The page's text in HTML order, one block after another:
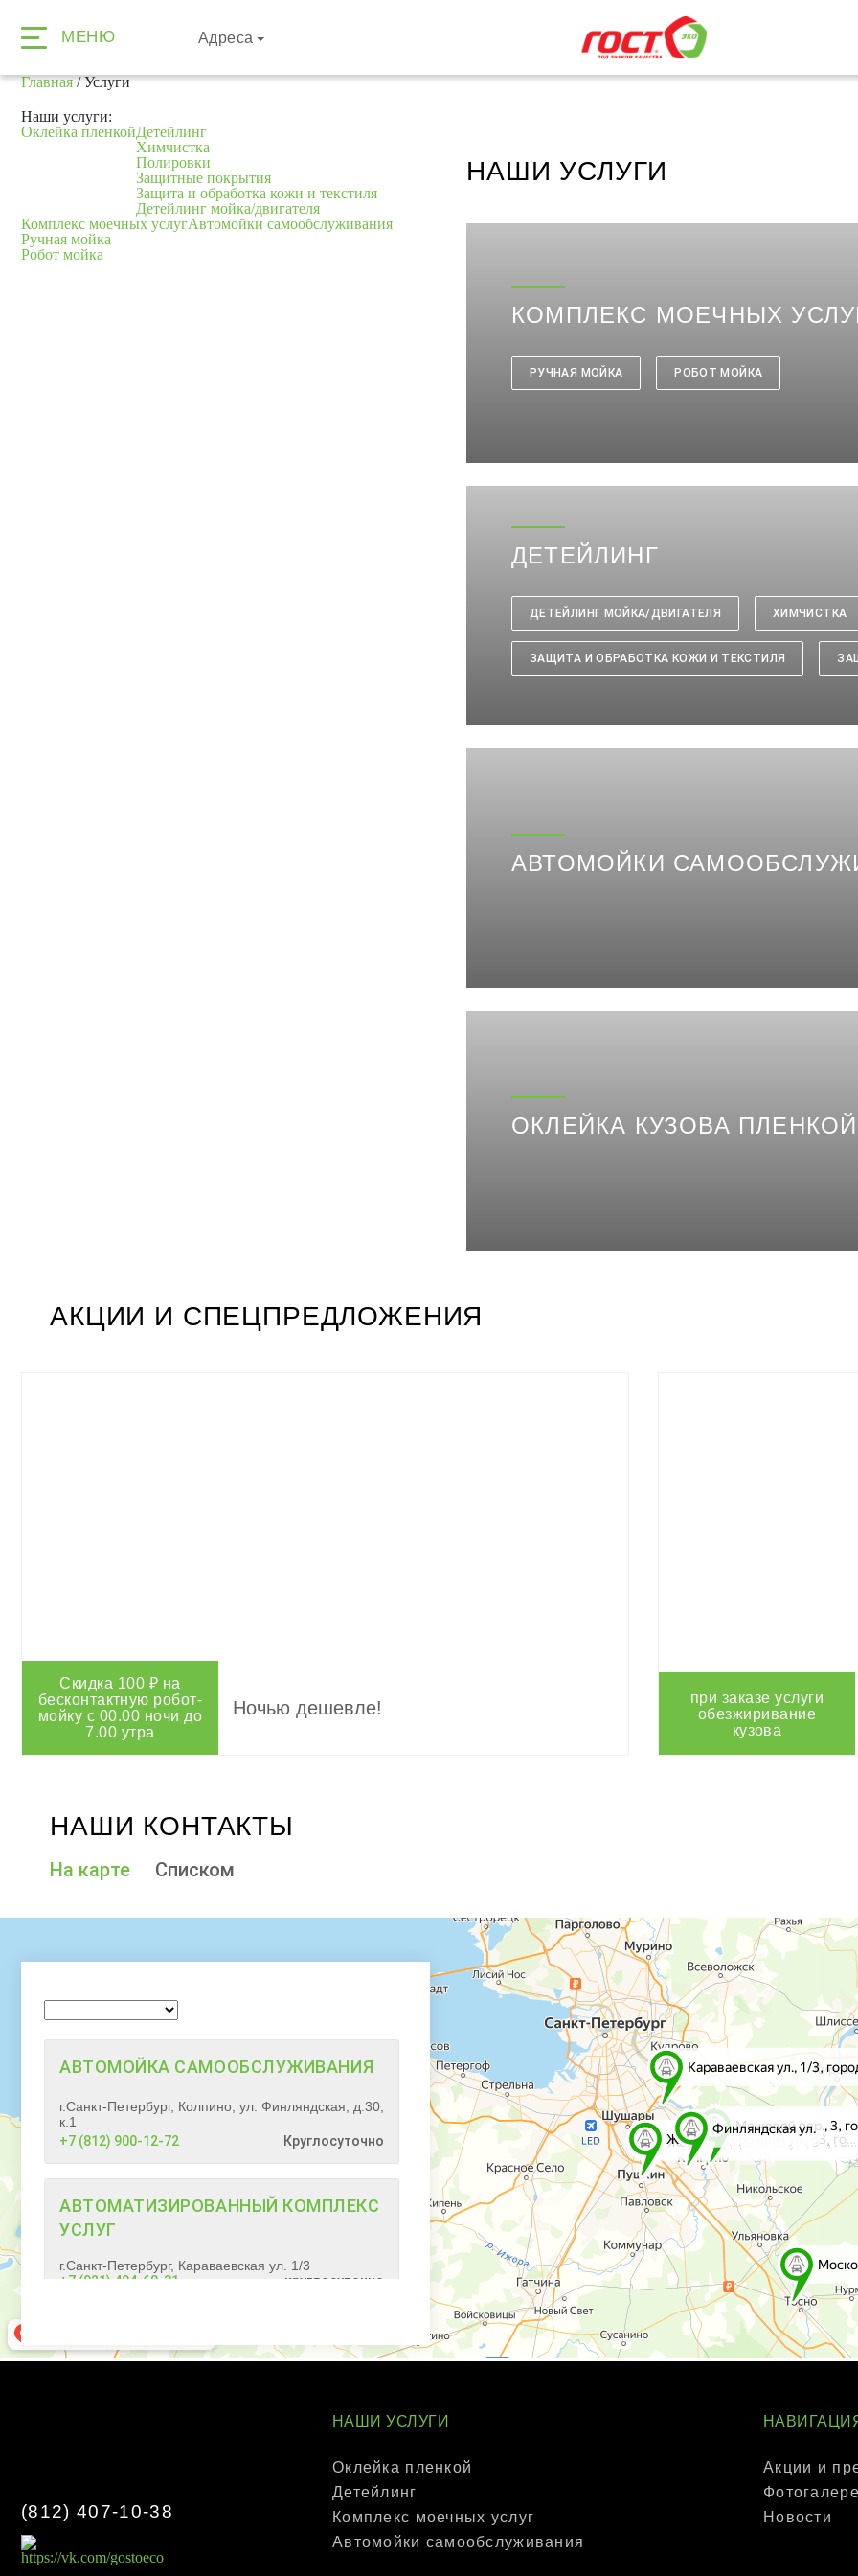
МЕНЮ Адреса
Главная/Услуги
Наши услуги:
Оклейка пленкойДетейлинг
Химчистка
Полировки
Защитные покрытия
Защита и обработка кожи и текстиля
Детейлинг мойка/двигателя
Комплекс моечных услуг
Ручная мойка
Робот мойка
Автомойки самообслуживания
НАШИ УСЛУГИ
КОМПЛЕКС МОЕЧНЫХ
РУЧНАЯ МОЙКА РОБОТ МОЙКА
ДЕТЕЙЛИНГ
ДЕТЕЙЛИНГ МОЙКА/ДВИГАТЕЛЯ ХИМЧИСТКА
ЗАЩИТА И ОБРАБОТКА КОЖИ И ТЕКСТИЛЯ
АВТОМОЙКИ
ОКЛЕЙКА КУЗОВА ПЛЕНКОЙ
АКЦИИ И СПЕЦПРЕДЛОЖЕНИЯ
Скидка 100 ₽ на
бесконтактную робот-
мойку с 00.00 ночи до
7.00 утра
Ночью дешевле!
при заказе услуги
обезжиривание
кузова
НАШИ КОНТАКТЫ
На карте Списком
АВТОМОЙКА САМООБСЛУЖИВАНИЯ
г.Санкт-Петербург, Колпино, ул. Финляндская, д.30,
к.1
+7 (812) 900-12-72
Круглосуточно
АВТОМАТИЗИРОВАННЫЙ КОМПЛЕКС
УСЛУГ
г.Санкт-Петербург, Караваевская ул. 1/3
+7 (921) 404-68-31
круглосуточно
КОМПЛЕКС САМООБСЛУЖИВАНИЯ
Круглосуточно
+7 (812) 407-10-28
(812) 407-10-38
НАШИ УСЛУГИ
Оклейка пленкой
Детейлинг
Комплекс моечных услуг
Автомойки самообслуживания
Акции и
Новости